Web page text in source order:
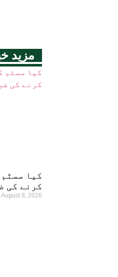
مزید
کیا
کرنے کی
August 8, 2026